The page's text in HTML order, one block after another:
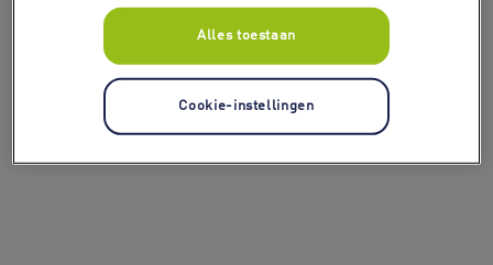
Alles toestaan
Cookie-instellingen